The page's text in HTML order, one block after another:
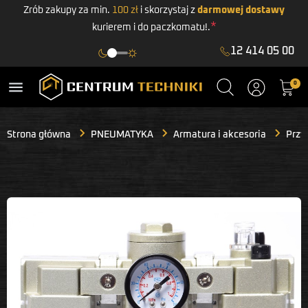
Zrób zakupy za min. 100 zł i skorzystaj z darmowej dostawy
kurierem i do paczkomatu!.*
12 414 05 00
menu 0
Strona główna PNEUMATYKA Armatura i akcesoria